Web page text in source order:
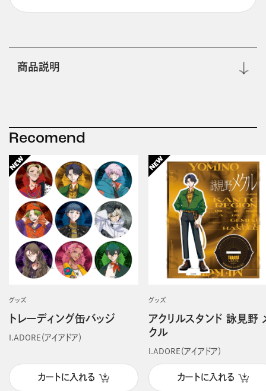
商品説明
Recomend
グッズ
トレーディング缶バッジ
I.ADORE（アイアドア）
カートに入れる
グッズ
アクリルスタンド 詠見野
クル
I.ADORE（アイアドア）
カートに入れる